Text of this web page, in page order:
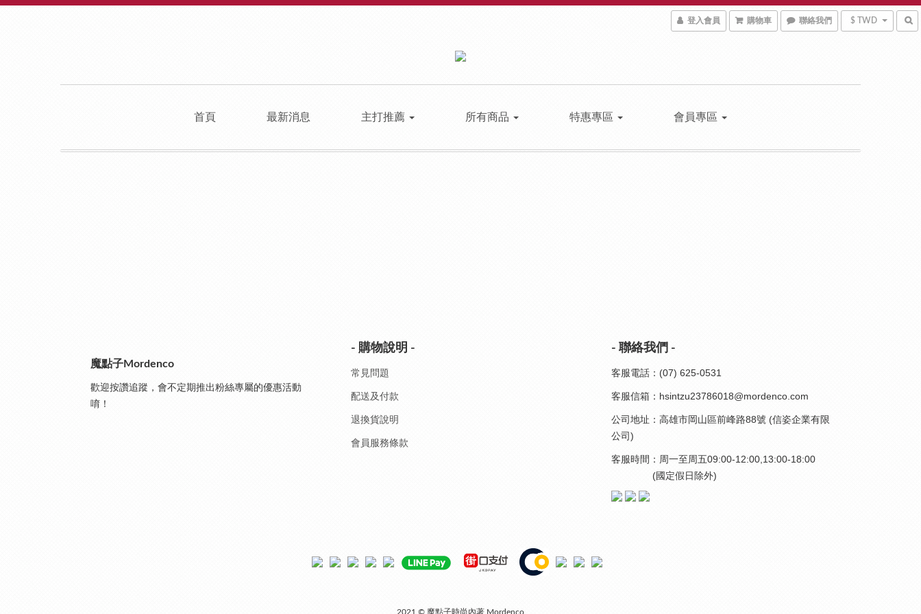
登入會員 購物車 聯絡我們 $ TWD
首頁 最新消息 主打推薦 所有商品 特惠專區 會員專區
魔點子Mordenco
歡迎按讚追蹤，會不定期推出粉絲專屬的優惠活動
唷！
- 購物說明 -
常見問題
配送及付款
退換貨說明
會員服務條款
- 聯絡我們 -
客服電話：(07) 625-0531
客服信箱：hsintzu23786018@mordenco.com
公司地址：高雄市岡山區前峰路88號 (信姿企業有限
公司)
客服時間：周一至周五09:00-12:00,13:00-18:00
(國定假日除外)
2021 © 魔點子時尚內著 Mordenco